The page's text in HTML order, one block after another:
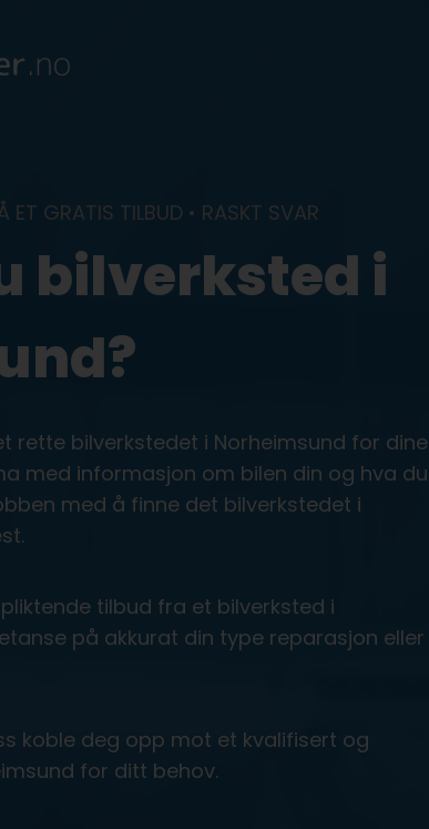
ET GRATIS TILBUD • RASKT SVAR
bilverksted i
rette bilverkstedet i Norheimsund for dine
med informasjon om bilen din og hva du
med å finne det bilverkstedet i
tilbud fra et bilverksted i
på akkurat din type reparasjon eller
koble deg opp mot et kvalifisert og
for ditt behov.